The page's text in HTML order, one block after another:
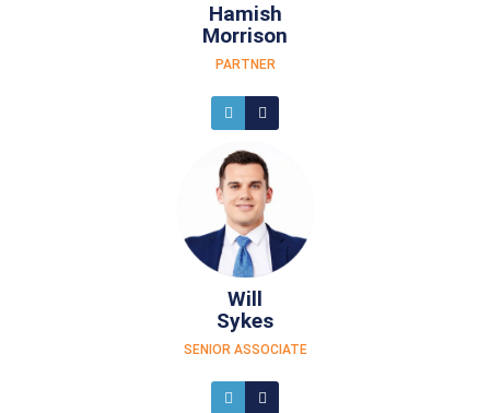
Hamish
Morrison
PARTNER
Will
Sykes
SENIOR ASSOCIATE